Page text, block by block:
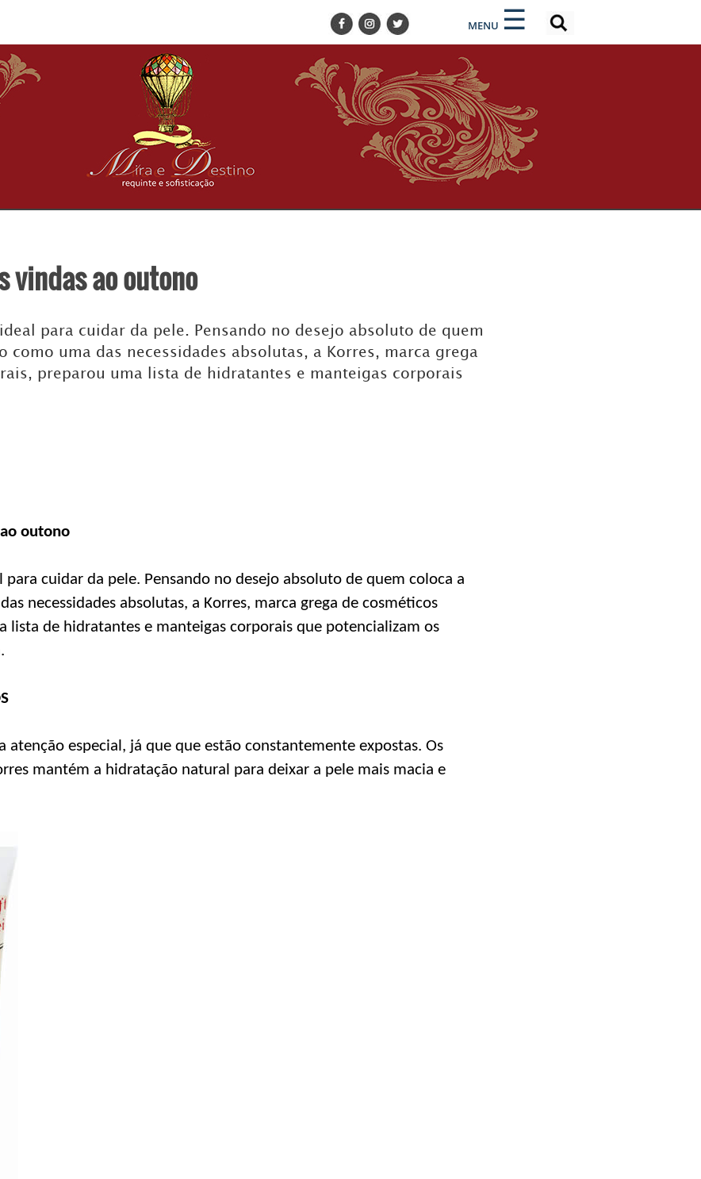
MENU ☰
BELEZA
BUSINESS E NEGÓCIOS
CULTURA
DESTINOS
EVENTOS
GASTRONOMIA
PETS
TURISMO
ZILDA BRANDÃO
vindas ao outono
para cuidar da pele. Pensando no desejo absoluto de quem
uma das necessidades absolutas, a Korres, marca grega
preparou uma lista de hidratantes e manteigas corporais
outono
para cuidar da pele. Pensando no desejo absoluto de quem coloca a
necessidades absolutas, a Korres, marca grega de cosméticos
lista de hidratantes e manteigas corporais que potencializam os
atenção especial, já que que estão constantemente expostas. Os
mantém a hidratação natural para deixar a pele mais macia e